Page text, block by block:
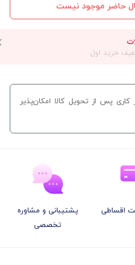
حاضر موجود نیست
بازگشت کالا تنها تا ۷ روز کاری پس از تحویل کالا امکان‌پذیر
اقساطی
پشتیبانی و مشاوره
تخصصی